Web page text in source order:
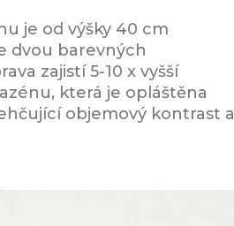
je od výšky 40 cm
dvou barevných
zajistí 5-10 x vyšší
která je opláštěna
objemový kontrast a